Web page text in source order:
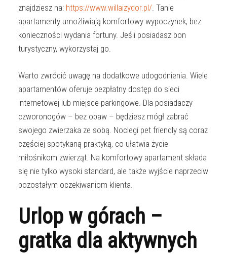
znajdziesz na: https://www.willaizydor.pl/. Tanie
apartamenty umożliwiają komfortowy wypoczynek, bez
konieczności wydania fortuny. Jeśli posiadasz bon
turystyczny, wykorzystaj go.
Warto zwrócić uwagę na dodatkowe udogodnienia. Wiele
apartamentów oferuje bezpłatny dostęp do sieci
internetowej lub miejsce parkingowe. Dla posiadaczy
czworonogów – bez obaw – będziesz mógł zabrać
swojego zwierzaka ze sobą. Noclegi pet friendly są coraz
częściej spotykaną praktyką, co ułatwia życie
miłośnikom zwierząt. Na komfortowy apartament składa
się nie tylko wysoki standard, ale także wyjście naprzeciw
pozostałym oczekiwaniom klienta.
Urlop w górach –
gratka dla aktywnych